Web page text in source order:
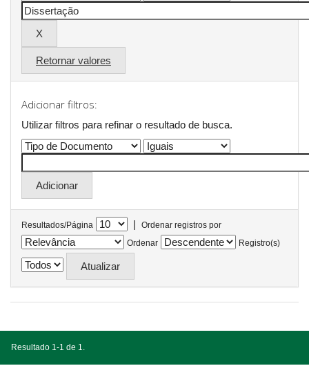
Retornar valores
Adicionar filtros:
Utilizar filtros para refinar o resultado de busca.
Resultados/Página |
Ordenar registros por
Ordenar
Registro(s)
Resultado 1-1 de 1.